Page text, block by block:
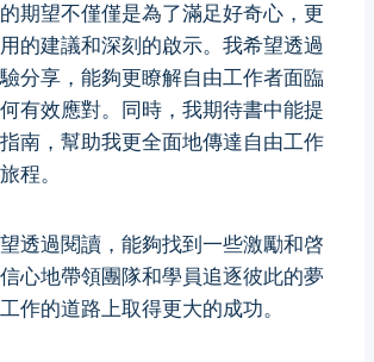
期望不僅僅是為了滿足好奇心，更
的建議和深刻的啟示。我希望透過
分享，能夠更瞭解自由工作者面臨
有效應對。同時，我期待書中能提
南，幫助我更全面地傳達自由工作
程。
透過閱讀，能夠找到一些激勵和啓
心地帶領團隊和學員追逐彼此的夢
作的道路上取得更大的成功。